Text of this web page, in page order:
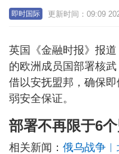
即时国际 更新时间：09:09
英国《金融时报》报
的欧洲成员国部署核
借以安抚盟邦，确保
弱安全保证。
部署不再限于6个
相关新闻： 俄乌战争